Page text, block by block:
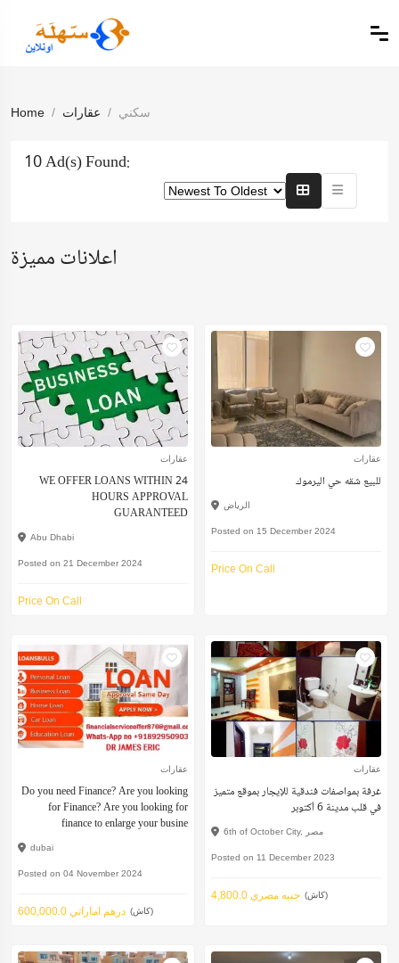
Home عقارات سكني
10 Ad(s) Found:
اعلانات مميزة
عقارات
WE OFFER LOANS WITHIN 24
HOURS APPROVAL
GUARANTEED
Abu Dhabi
Posted on 21 December 2024
Price On Call
عقارات
للبيع شقه حي اليرموك
الرياض
Posted on 15 December 2024
Price On Call
عقارات
Do you need Finance? Are you looking
for Finance? Are you looking for
finance to enlarge your busine
dubai
Posted on 04 November 2024
600,000.0 درهم اماراتي (كاش)
عقارات
غرفة بمواصفات فندقية للإيجار بموقع متميز
في قلب مدينة 6 أكتوبر
6th of October City, مصر
Posted on 11 December 2023
4,800.0 جنيه مصري (كاش)